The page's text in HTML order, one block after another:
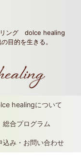
リング dolce healing
目的を生きる。
healingについて
総合プログラム
込み・お問い合わせ